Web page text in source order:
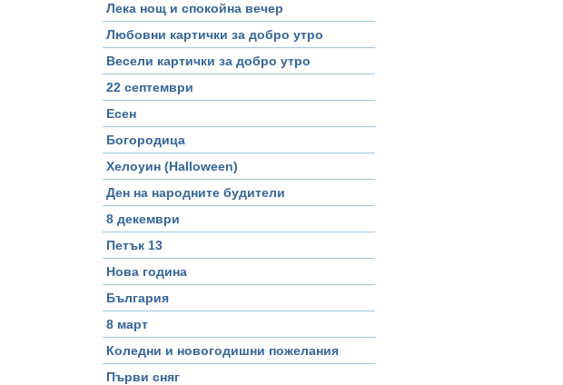
Лека нощ и спокойна вечер
Любовни картички за добро утро
Весели картички за добро утро
22 септември
Есен
Богородица
Хелоуин (Halloween)
Ден на народните будители
8 декември
Петък 13
Нова година
България
8 март
Коледни и новогодишни пожелания
Първи сняг